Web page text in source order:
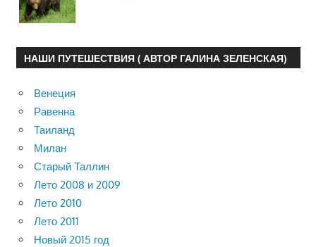
НАШИ ПУТЕШЕСТВИЯ ( АВТОР ГАЛИНА ЗЕЛЕНСКАЯ)
Венеция
Равенна
Таиланд
Милан
Старый Таллин
Лето 2008 и 2009
Лето 2010
Лето 2011
Новый 2015 год